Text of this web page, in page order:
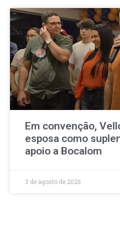
Em convenção,
esposa como
apoio a Bocalom
3 de agosto de 2026